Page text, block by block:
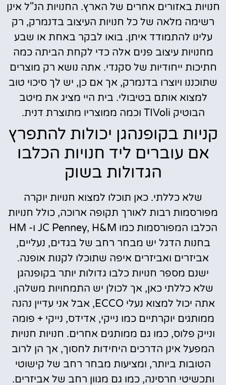
חנויות באזורים אחרים של הארץ. החנויות הנ"ל אינן
רשימה מלאה של כל חנויות העיצוב בדנמרק, רק
עלינו להתמודד איתן. בואו לבקר באחת או שבע
מחנויות עיצוב פנים אלה כדי לקחת הביתה כמה
חתיכות ייחודיות של סקנדי. אתה נושא רק מוצרים
שתוכננו ויוצרו בדנמרק, אך אם כן, יש לך סיכוי טוב
למצוא אותם בטיבולי. בית היי מציג את מיטב
הבוטיק TIVoli וכמה ממוצריו מתוצרת דנית.
קניות בקופנהגן יכולות להתפרץ
אם עוברים ליד חנויות הכלבו
הגדולות בשוק
שלא כללתי. כאן תוכלו למצוא חנויות יוקרה
מפורסמות רבות לאורך תקופה ארוכה, כולל חנויות
הכלבו המפורסמות כמו JC Penney, H&M ו- HM
בחנות הדגל יש מבחר רחב של בגדים, נעליים,
אביזרים ואביזרים איפה שתוכלו לקנות אופנה.
ישנם מספר חנויות כלבו גדולות יותר בקופנהגן
שלא כללתי כאן, אך לכולן יש התמחויות משלהן.
אתה יכול למצוא נעלי ECCO, אבל אני עדיין נהנה
ממותגים יוקרתיים כמו נייקי, אדידס, נייקי + פומה
ונייק פלוס, כמו גם ממותגים אחרים. חנויות חנויות
המפעל אינן הדרכים היחידות לחסוך, אך הן לרוב
הטובות ביותר, ומציעות מבחר רחב של קישוטי
ותכשיטי חרסינה, כמו גם מגוון רחב של אביזרים.